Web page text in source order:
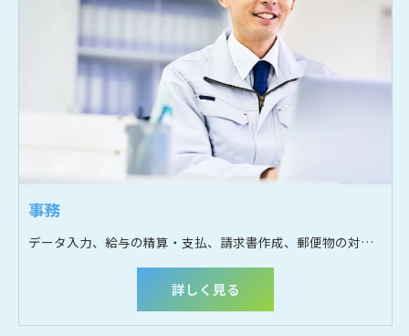
事務
データ入力、給与の精算・支払、請求書作成、郵便物の対応など
詳しく見る
お問い合わせはこちら